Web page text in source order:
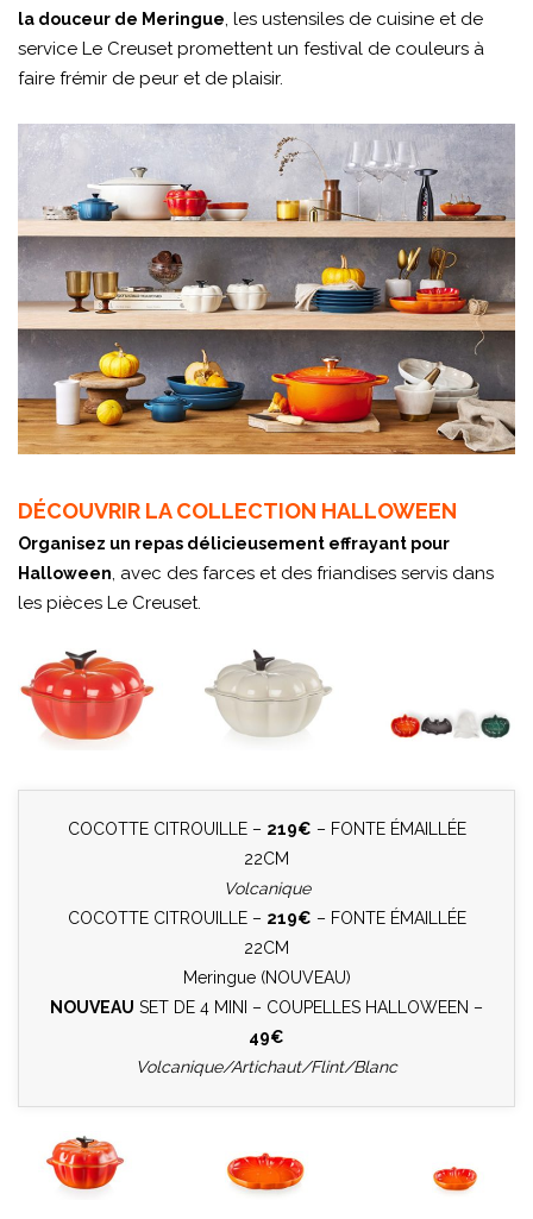
la douceur de Meringue, les ustensiles de cuisine et de
service Le Creuset promettent un festival de couleurs à
faire frémir de peur et de plaisir.
DÉCOUVRIR LA COLLECTION HALLOWEEN
Organisez un repas délicieusement effrayant pour
Halloween, avec des farces et des friandises servis dans
les pièces Le Creuset.
COCOTTE CITROUILLE – 219€ – FONTE ÉMAILLÉE
22CM
Volcanique
COCOTTE CITROUILLE – 219€ – FONTE ÉMAILLÉE
22CM
Meringue (NOUVEAU)
NOUVEAU SET DE 4 MINI – COUPELLES HALLOWEEN –
49€
Volcanique/Artichaut/Flint/Blanc